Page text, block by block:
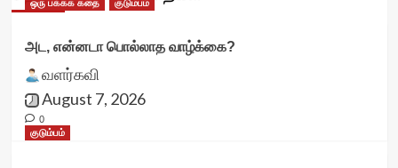
ஒரு பக்கக் கதை குடும்பம்
அட, என்னடா பொல்லாத வாழ்க்கை?
வளர்கவி
August 7, 2026
0
குடும்பம்